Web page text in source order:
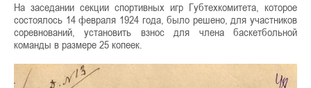
На заседании секции спортивных игр Губтехкомитета, которое
состоялось 14 февраля 1924 года, было решено, для участников
соревнований, установить взнос для члена баскетбольной
команды в размере 25 копеек.